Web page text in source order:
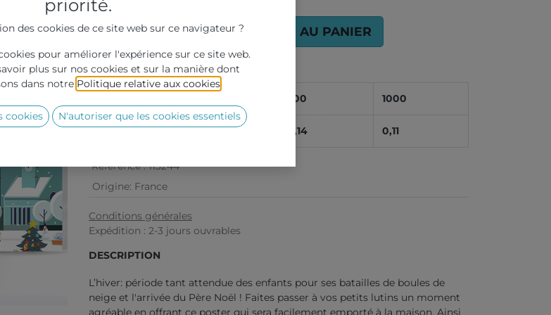
AJOUTER AU PANIER
Grille de prix :
500 1000
Prix 0,18 0,14 0,11
Référence :113244
Origine: France
Conditions générales
Expédition : 2-3 jours ouvrables
DESCRIPTION
L’hiver: période tant attendue des enfants pour ses batailles de boules de
neige et l'arrivée du Père Noël ! Faites passer à vos petits lutins un moment
agréable en offrant ce poster qui sera facilement emporté à la maison. Ainsi
priorité.
des cookies de ce site web sur ce navigateur ?
pour améliorer l'expérience sur ce site web.
plus sur nos cookies et sur la manière dont
dans notre Politique relative aux cookies
cookies N'autoriser que les cookies essentiels